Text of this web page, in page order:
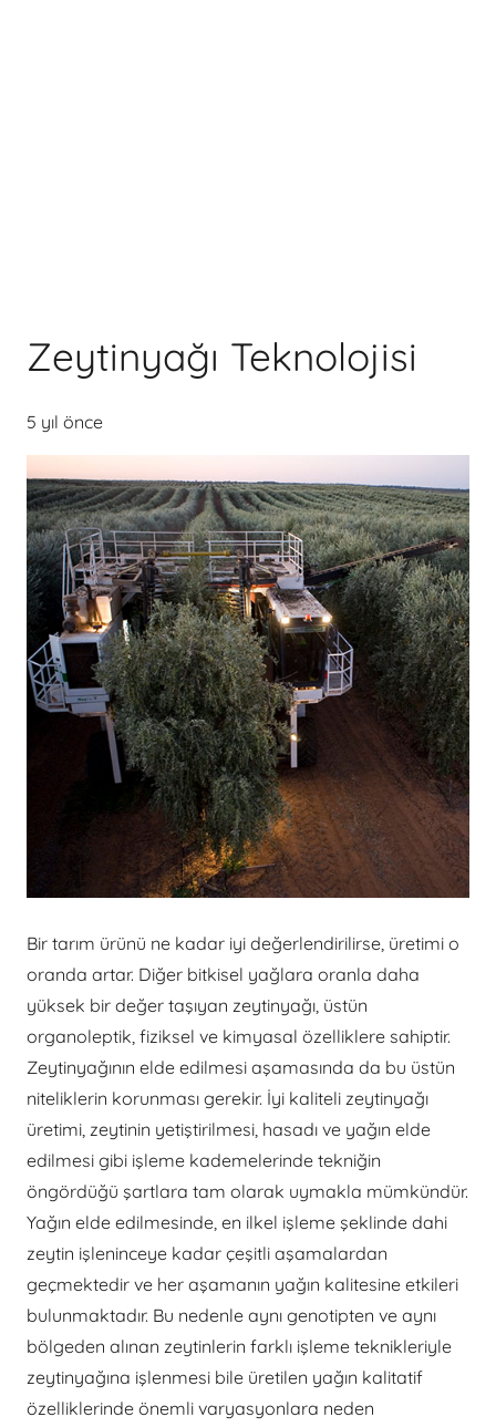
Zeytinyağı Teknolojisi
5 yıl önce
Bir tarım ürünü ne kadar iyi değerlendirilirse, üretimi o
oranda artar. Diğer bitkisel yağlara oranla daha
yüksek bir değer taşıyan zeytinyağı, üstün
organoleptik, fiziksel ve kimyasal özelliklere sahiptir.
Zeytinyağının elde edilmesi aşamasında da bu üstün
niteliklerin korunması gerekir. İyi kaliteli zeytinyağı
üretimi, zeytinin yetiştirilmesi, hasadı ve yağın elde
edilmesi gibi işleme kademelerinde tekniğin
öngördüğü şartlara tam olarak uymakla mümkündür.
Yağın elde edilmesinde, en ilkel işleme şeklinde dahi
zeytin işleninceye kadar çeşitli aşamalardan
geçmektedir ve her aşamanın yağın kalitesine etkileri
bulunmaktadır. Bu nedenle aynı genotipten ve aynı
bölgeden alınan zeytinlerin farklı işleme teknikleriyle
zeytinyağına işlenmesi bile üretilen yağın kalitatif
özelliklerinde önemli varyasyonlara neden